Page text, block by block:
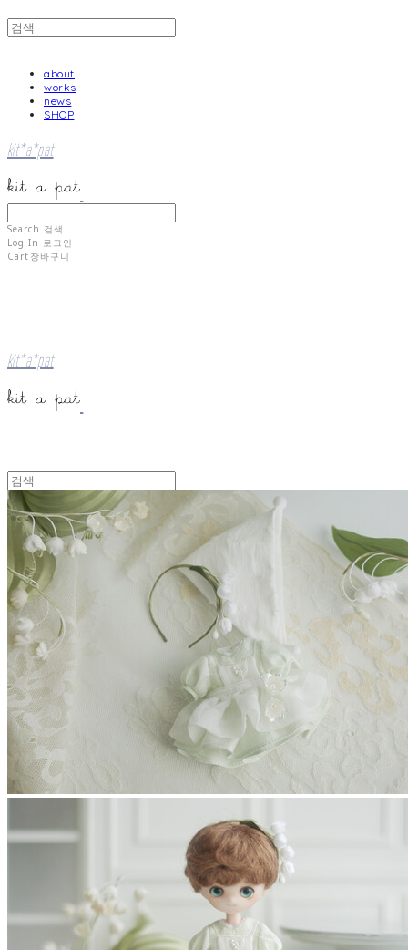
about
works
news
SHOP
kit*a*pat
Search 검색
Log In 로그인
Cart 장바구니
kit*a*pat